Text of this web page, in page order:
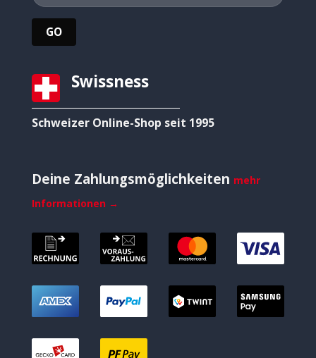
Swissness
Schweizer Online-Shop seit 1995
Deine Zahlungsmöglichkeiten mehr
Informationen →